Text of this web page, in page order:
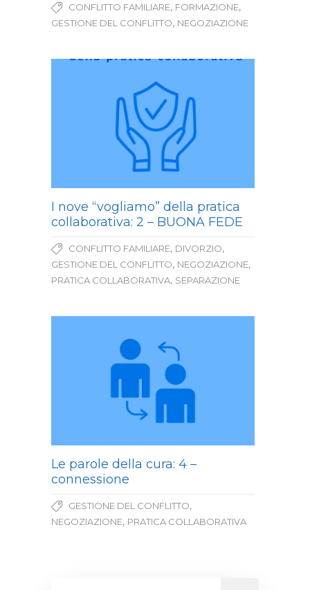
CONFLITTO FAMILIARE, FORMAZIONE,
GESTIONE DEL CONFLITTO, NEGOZIAZIONE
I nove “vogliamo” della pratica
collaborativa: 2 – BUONA FEDE
CONFLITTO FAMILIARE, DIVORZIO,
GESTIONE DEL CONFLITTO, NEGOZIAZIONE,
PRATICA COLLABORATIVA, SEPARAZIONE
Le parole della cura: 4 –
connessione
GESTIONE DEL CONFLITTO,
NEGOZIAZIONE, PRATICA COLLABORATIVA